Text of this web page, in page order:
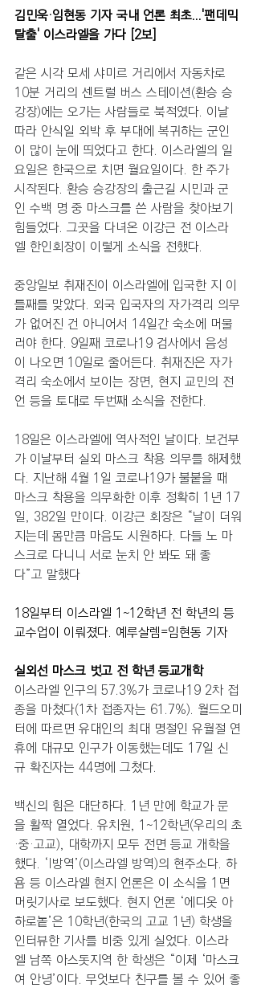
김민욱·임현동 기자 국내 언론 최초...'팬데믹
탈출' 이스라엘을 가다 [2보]
같은 시각 모세 샤미르 거리에서 자동차로
10분 거리의 센트럴 버스 스테이션(환승 승
강장)에는 오가는 사람들로 북적였다. 이날
따라 안식일 외박 후 부대에 복귀하는 군인
이 많이 눈에 띄었다고 한다. 이스라엘의 일
요일은 한국으로 치면 월요일이다. 한 주가
시작된다. 환승 승강장의 출근길 시민과 군
인 수백 명 중 마스크를 쓴 사람을 찾아보기
힘들었다. 그곳을 다녀온 이강근 전 이스라
엘 한인회장이 이렇게 소식을 전했다.
중앙일보 취재진이 이스라엘에 입국한 지 이
틀째를 맞았다. 외국 입국자의 자가격리 의무
가 없어진 건 아니어서 14일간 숙소에 머물
러야 한다. 9일째 코로나19 검사에서 음성
이 나오면 10일로 줄어든다. 취재진은 자가
격리 숙소에서 보이는 장면, 현지 교민의 전
언 등을 토대로 두번째 소식을 전한다.
18일은 이스라엘에 역사적인 날이다. 보건부
가 이날부터 실외 마스크 착용 의무를 해제했
다. 지난해 4월 1일 코로나19가 불붙을 때
마스크 착용을 의무화한 이후 정확히 1년 17
일, 382일 만이다. 이강근 회장은 “날이 더워
지는데 몸만큼 마음도 시원하다. 다들 노 마
스크로 다니니 서로 눈치 안 봐도 돼 좋
다”고 말했다
18일부터 이스라엘 1~12학년 전 학년의 등
교수업이 이뤄졌다. 예루살렘=임현동 기자
실외선 마스크 벗고 전 학년 등교개학
이스라엘 인구의 57.3%가 코로나19 2차 접
종을 마쳤다(1차 접종자는 61.7%). 월드오미
터에 따르면 유대인의 최대 명절인 유월절 연
휴에 대규모 인구가 이동했는데도 17일 신
규 확진자는 44명에 그쳤다.
백신의 힘은 대단하다. 1년 만에 학교가 문
을 활짝 열었다. 유치원, 1~12학년(우리의 초
·중·고교), 대학까지 모두 전면 등교 개학을
했다. ‘I방역’(이스라엘 방역)의 현주소다. 하
욤 등 이스라엘 현지 언론은 이 소식을 1면
머릿기사로 보도했다. 현지 언론 ‘에디옷 아
하로놑’은 10학년(한국의 고교 1년) 학생을
인터뷰한 기사를 비중 있게 실었다. 이스라
엘 남쪽 아스돗지역 한 학생은 “이제 ‘마스크
여 안녕’이다. 무엇보다 친구를 볼 수 있어 좋